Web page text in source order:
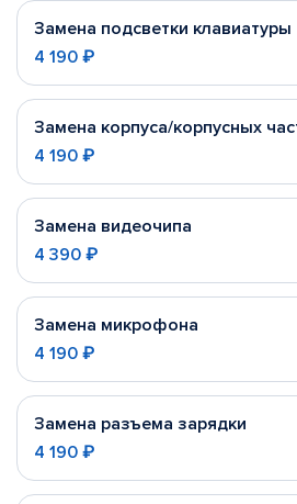
Замена подсветки клавиатуры
4 190 ₽
Замена корпуса/корпусных
4 190 ₽
Замена видеочипа
4 390 ₽
Замена микрофона
4 190 ₽
Замена разъема зарядки
4 190 ₽